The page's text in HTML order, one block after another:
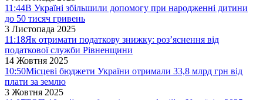
11:44В Україні збільшили допомогу при народженні дитини
до 50 тисяч гривень
3 Листопада 2025
11:18Як отримати податкову знижку: роз’яснення від
податкової служби Рівненщини
14 Жовтня 2025
10:50Місцеві бюджети України отримали 33,8 млрд грн від
плати за землю
3 Жовтня 2025